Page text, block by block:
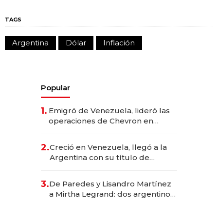
TAGS
Argentina Dólar Inflación
Popular
1. Emigró de Venezuela, lideró las
operaciones de Chevron en
2.Creció en Venezuela, llegó a la
Argentina con su título de
las marcas "fast premium"
3.De Paredes y Lisandro Martínez
a Mirtha Legrand: dos argentinos